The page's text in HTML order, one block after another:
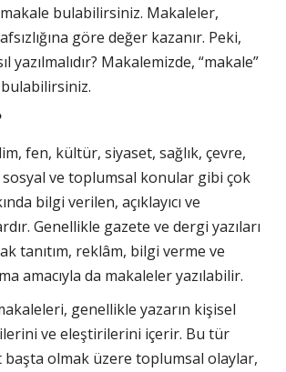
bulabilirsiniz. Makaleler,
göre değer kazanır. Peki,
yazılmalıdır? Makalemizde, “makale”
fen, kültür, siyaset, sağlık, çevre,
ve toplumsal konular gibi çok
bilgi verilen, açıklayıcı ve
Genellikle gazete ve dergi yazıları
tanıtım, reklâm, bilgi verme ve
amacıyla da makaleler yazılabilir.
genellikle yazarın kişisel
ve eleştirilerini içerir. Bu tür
başta olmak üzere toplumsal olaylar,